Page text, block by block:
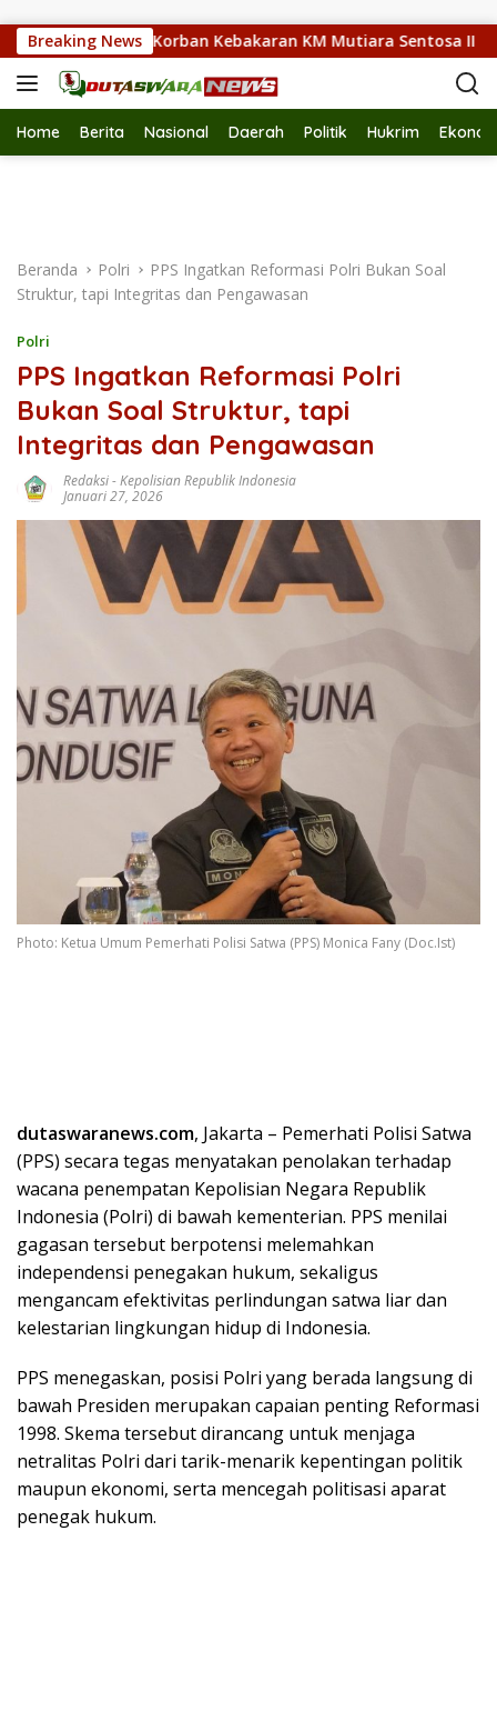
Breaking News
Waris Korban Kebakaran KM Mutiara Sentosa II
Home Berita Nasional Daerah Politik Hukrim
Beranda Polri
PPS Ingatkan Reformasi Polri Bukan Soal
Struktur, tapi Integritas dan Pengawasan
Polri
PPS Ingatkan Reformasi Polri
Bukan Soal Struktur, tapi
Integritas dan Pengawasan
Redaksi-Kepolisian Republik Indonesia
Januari 27, 2026
Photo: Ketua Umum Pemerhati Polisi Satwa (PPS) Monica Fany (Doc.Ist)
dutaswaranews.com, Jakarta – Pemerhati Polisi Satwa
(PPS) secara tegas menyatakan penolakan terhadap
wacana penempatan Kepolisian Negara Republik
Indonesia (Polri) di bawah kementerian. PPS menilai
gagasan tersebut berpotensi melemahkan
independensi penegakan hukum, sekaligus
mengancam efektivitas perlindungan satwa liar dan
kelestarian lingkungan hidup di Indonesia.
PPS menegaskan, posisi Polri yang berada langsung di
bawah Presiden merupakan capaian penting Reformasi
1998. Skema tersebut dirancang untuk menjaga
netralitas Polri dari tarik-menarik kepentingan politik
maupun ekonomi, serta mencegah politisasi aparat
penegak hukum.